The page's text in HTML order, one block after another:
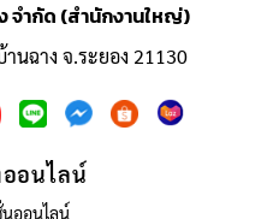
จำกัด (สำนักงานใหญ่)
นฉาง จ.ระยอง 21130
อนไลน์
นออนไลน์